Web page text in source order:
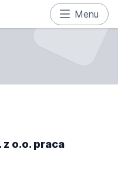
Menu
z o.o. praca